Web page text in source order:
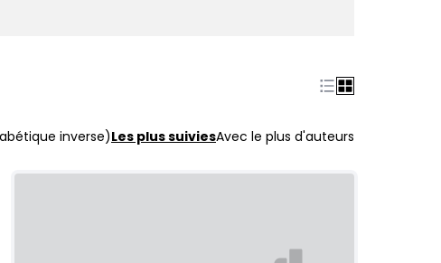
inverse)Les plus suiviesAvec le plus d'auteurs